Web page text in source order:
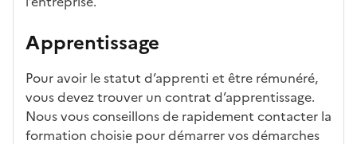
Apprentissage
Pour avoir le statut d’apprenti et être rémunéré,
vous devez trouver un contrat d’apprentissage.
Nous vous conseillons de rapidement contacter la
formation choisie pour démarrer vos démarches